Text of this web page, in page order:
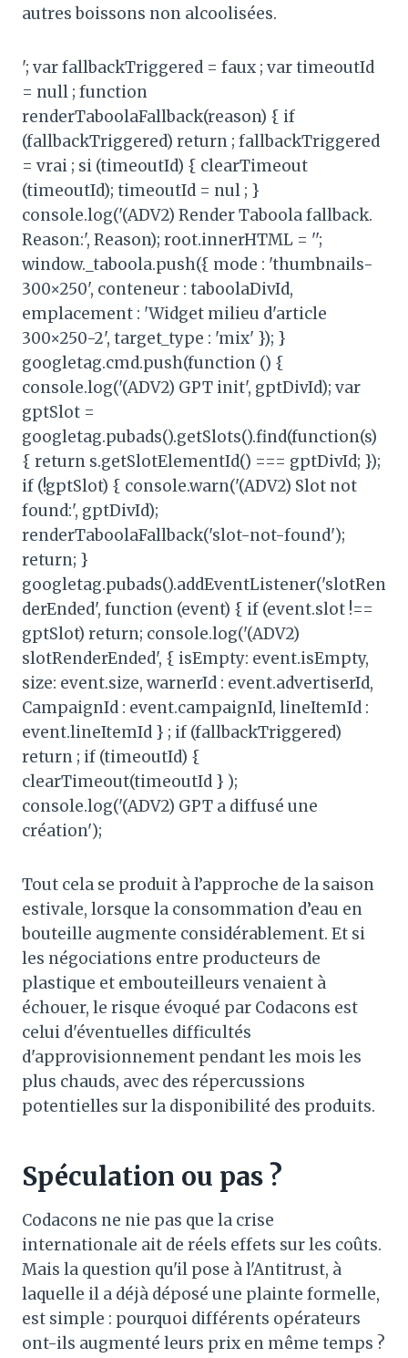
autres boissons non alcoolisées.
'; var fallbackTriggered = faux ; var timeoutId
= null ; function
renderTaboolaFallback(reason) { if
(fallbackTriggered) return ; fallbackTriggered
= vrai ; si (timeoutId) { clearTimeout
(timeoutId); timeoutId = nul ; }
console.log('(ADV2) Render Taboola fallback.
Reason:', Reason); root.innerHTML = '';
window._taboola.push({ mode : 'thumbnails-
300×250', conteneur : taboolaDivId,
emplacement : 'Widget milieu d'article
300×250-2', target_type : 'mix' }); }
googletag.cmd.push(function () {
console.log('(ADV2) GPT init', gptDivId); var
gptSlot =
googletag.pubads().getSlots().find(function(s)
{ return s.getSlotElementId() === gptDivId; });
if (!gptSlot) { console.warn('(ADV2) Slot not
found:', gptDivId);
renderTaboolaFallback('slot-not-found');
return; }
googletag.pubads().addEventListener('slotRen
derEnded', function (event) { if (event.slot !==
gptSlot) return; console.log('(ADV2)
slotRenderEnded', { isEmpty: event.isEmpty,
size: event.size, warnerId : event.advertiserId,
CampaignId : event.campaignId, lineItemId :
event.lineItemId } ; if (fallbackTriggered)
return ; if (timeoutId) {
clearTimeout(timeoutId } );
console.log('(ADV2) GPT a diffusé une
création');
Tout cela se produit à l’approche de la saison
estivale, lorsque la consommation d’eau en
bouteille augmente considérablement. Et si
les négociations entre producteurs de
plastique et embouteilleurs venaient à
échouer, le risque évoqué par Codacons est
celui d'éventuelles difficultés
d'approvisionnement pendant les mois les
plus chauds, avec des répercussions
potentielles sur la disponibilité des produits.
Spéculation ou pas ?
Codacons ne nie pas que la crise
internationale ait de réels effets sur les coûts.
Mais la question qu'il pose à l'Antitrust, à
laquelle il a déjà déposé une plainte formelle,
est simple : pourquoi différents opérateurs
ont-ils augmenté leurs prix en même temps ?